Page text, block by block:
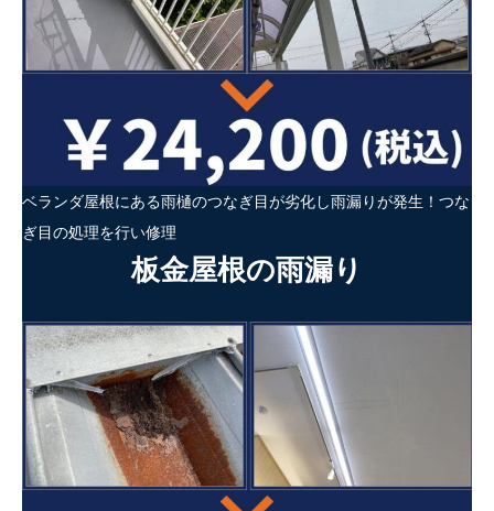
ベランダ屋根にある雨樋のつなぎ目が劣化し雨漏りが発生！つな
ぎ目の処理を行い修理
板金屋根の雨漏り